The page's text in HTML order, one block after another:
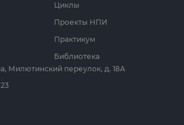
Циклы
Проекты НПИ
Практикум
Библиотека
Милютинский переулок, д. 18А